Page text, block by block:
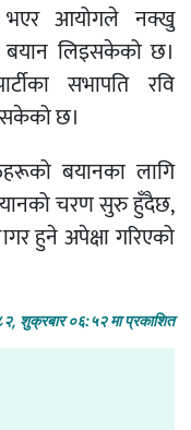
भएर आयोगले नक्खु
बयान लिइसकेको छ।
सभापति रवि
छ।
बयानका लागि
चरण सुरु हुँदैछ,
हुने अपेक्षा गरिएको
शुक्रबार ०६:५२ मा प्रकाशित